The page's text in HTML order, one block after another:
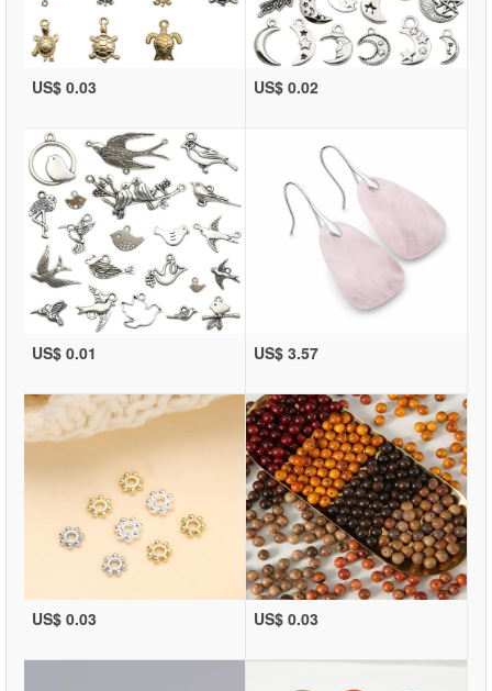
US$ 0.03 US$ 0.02
US$ 0.01 US$ 3.57
US$ 0.03 US$ 0.03